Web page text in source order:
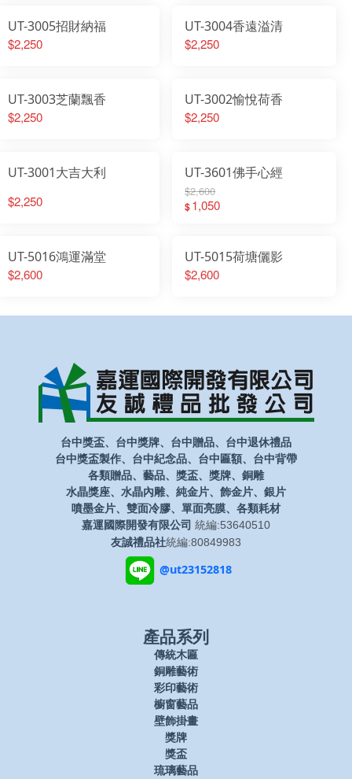
UT-3005招財納福
$2,250
UT-3004香遠溢清
$2,250
UT-3003芝蘭飄香
$2,250
UT-3002愉悅荷香
$2,250
UT-3001大吉大利
$2,250
UT-3601佛手心經
$2,600
$1,050
UT-5016鴻運滿堂
$2,600
UT-5015荷塘儷影
$2,600
台中獎盃、台中獎牌、台中贈品、台中退休禮品
台中獎盃製作、台中紀念品、台中匾額、台中背帶
各類贈品、藝品、獎盃、獎牌、銅雕
水晶獎座、水晶內雕、純金片、飾金片、銀片
噴墨金片、雙面冷膠、單面亮膜、各類耗材
嘉運國際開發有限公司 統編:53640510
友誠禮品社統編:80849983
@ut23152818
產品系列
傳統木匾
銅雕藝術
彩印藝術
櫥窗藝品
壁飾掛畫
獎牌
獎盃
琉璃藝品